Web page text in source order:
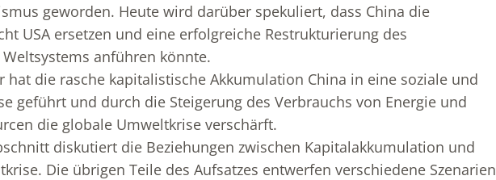
geworden. Heute wird darüber spekuliert, dass China die
USA ersetzen und eine erfolgreiche Restrukturierung des
anführen könnte.
hat die rasche kapitalistische Akkumulation China in eine soziale und
geführt und durch die Steigerung des Verbrauchs von Energie und
die globale Umweltkrise verschärft.
diskutiert die Beziehungen zwischen Kapitalakkumulation und
Die übrigen Teile des Aufsatzes entwerfen verschiedene Szenarien